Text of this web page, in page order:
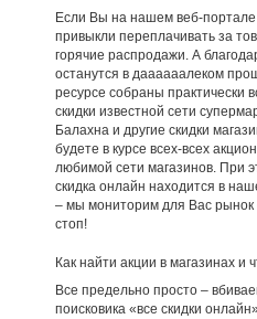
Если Вы на нашем веб-
привыкли переплачивать за
горячие распродажи. А
останутся в даааааалеком
ресурсе собраны практически
скидки известной сети
Балахна и другие скидки
будете в курсе всех-всех
любимой сети магазинов. При
скидка онлайн находится в
– мы мониторим для Вас рынок
стоп!
Как найти акции в магазинах и
Все предельно просто –
поисковика «все скидки